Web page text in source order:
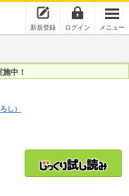
新規登録 ログイン メニュー
施中！
し）